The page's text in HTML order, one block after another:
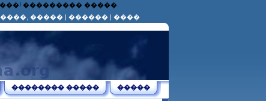
��������� �����.
����� | ������ | ����
�������� ����� �����